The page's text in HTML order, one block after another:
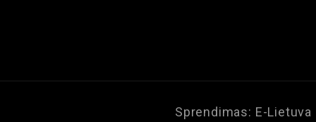
Sprendimas: E-Lietuva